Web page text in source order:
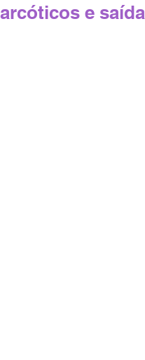
e